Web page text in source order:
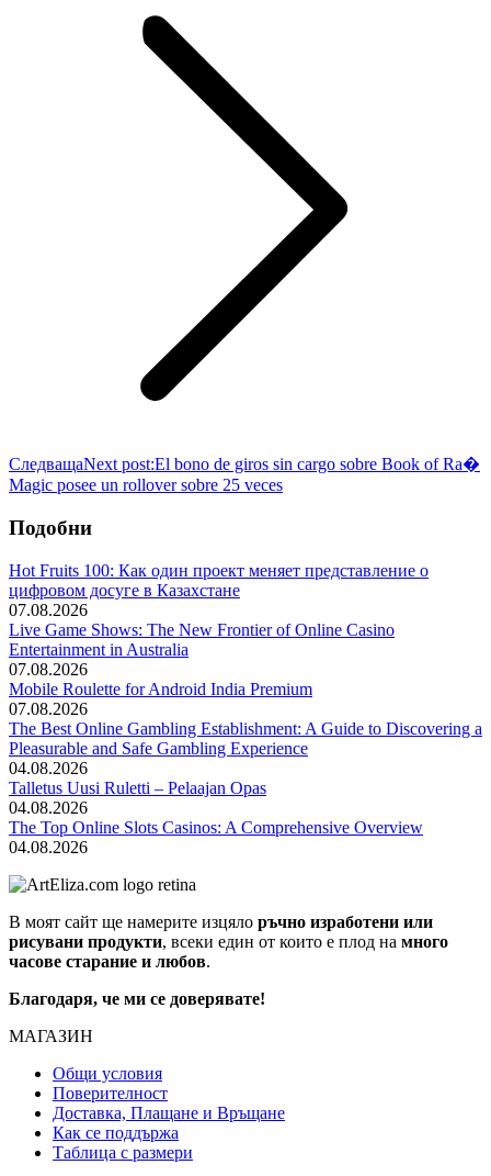
СледващаNext post:El bono de giros sin cargo sobre Book of Ra�
Magic posee un rollover sobre 25 veces
Подобни
Hot Fruits 100: Как один проект меняет представление о
цифровом досуге в Казахстане
07.08.2026
Live Game Shows: The New Frontier of Online Casino
Entertainment in Australia
07.08.2026
Mobile Roulette for Android India Premium
07.08.2026
The Best Online Gambling Establishment: A Guide to Discovering a
Pleasurable and Safe Gambling Experience
04.08.2026
Talletus Uusi Ruletti – Pelaajan Opas
04.08.2026
The Top Online Slots Casinos: A Comprehensive Overview
04.08.2026
В моят сайт ще намерите изцяло ръчно изработени или
рисувани продукти, всеки един от които е плод на много
часове старание и любов.
Благодаря, че ми се доверявате!
МАГАЗИН
Общи условия
Поверителност
Доставка, Плащане и Връщане
Как се поддържа
Таблица с размери